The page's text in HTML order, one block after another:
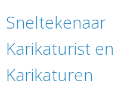
Sneltekenaar
Karikaturist en
Karikaturen